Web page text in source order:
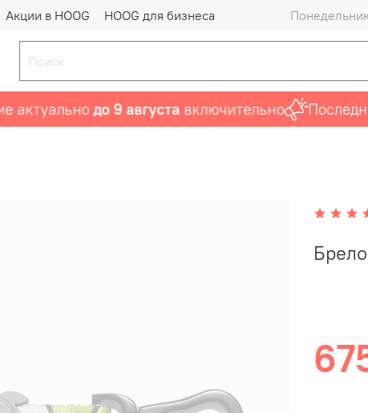
Акции в HOOG HOOG для бизнеса
до 9 августавключительно Последний